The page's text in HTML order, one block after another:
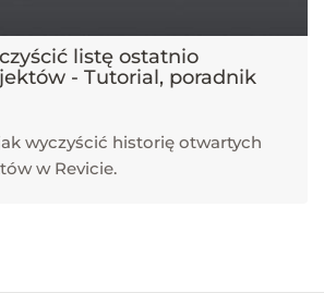
listę ostatnio
- Tutorial, poradnik
wyczyścić historię otwartych
w Revicie.